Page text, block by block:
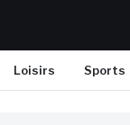
Loisirs Sports